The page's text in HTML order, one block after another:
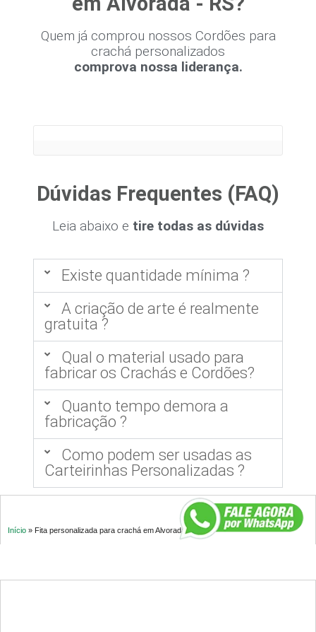
Quem já comprou nossos Cordões para
crachá personalizados
comprova nossa liderança.
Dúvidas Frequentes (FAQ)
Leia abaixo e tire todas as dúvidas
Existe quantidade mínima ?
A criação de arte é realmente
gratuita ?
Qual o material usado para
fabricar os Crachás e Cordões?
Quanto tempo demora a
fabricação ?
Como podem ser usadas as
Carteirinhas Personalizadas ?
Início » Fita personalizada para crachá em Alvorada – RS